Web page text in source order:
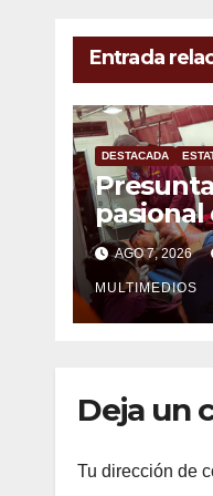
Entrada
DESTACADA
pasional
heridos
Poza
AGO 7, 2026
MULTIMEDIOS
Deja un
Tu dirección de